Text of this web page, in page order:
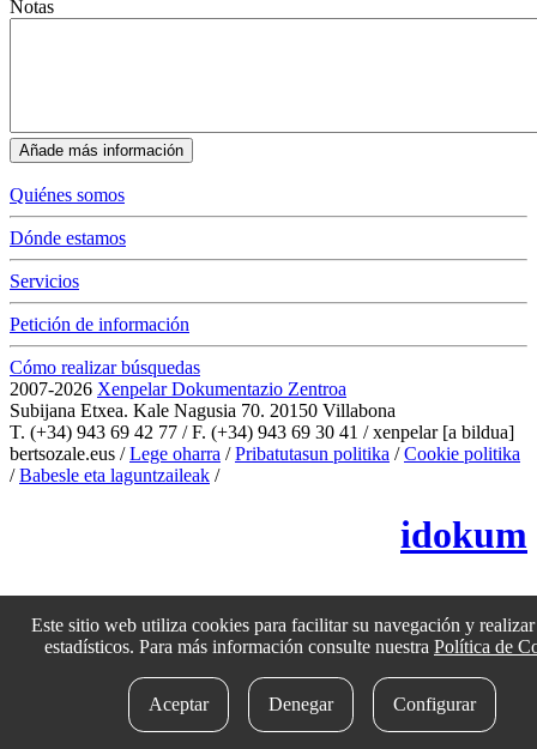
Notas
Quiénes somos
Dónde estamos
Servicios
Petición de información
Cómo realizar búsquedas
2007-2026 Xenpelar Dokumentazio Zentroa
Subijana Etxea. Kale Nagusia 70. 20150 Villabona
T. (+34) 943 69 42 77 / F. (+34) 943 69 30 41 / xenpelar [a bildua]
bertsozale.eus /Lege oharra /Pribatutasun politika /Cookie politika
/Babesle eta laguntzaileak /
idokum
Este sitio web utiliza cookies para facilitar su navegación y realizar
estadísticos. Para más información consulte nuestra Política de
Aceptar Denegar Configurar